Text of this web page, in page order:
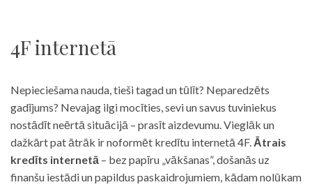
4F internetā
Nepieciešama nauda, tieši tagad un tūlīt? Neparedzēts
gadījums? Nevajag ilgi mocīties, sevi un savus tuviniekus
nostādīt neērtā situācijā – prasīt aizdevumu. Vieglāk un
dažkārt pat ātrāk ir noformēt kredītu internetā 4F. Ātrais
kredīts internetā – bez papīru „vākšanas”, došanās uz
finanšu iestādi un papildus paskaidrojumiem, kādam nolūkam